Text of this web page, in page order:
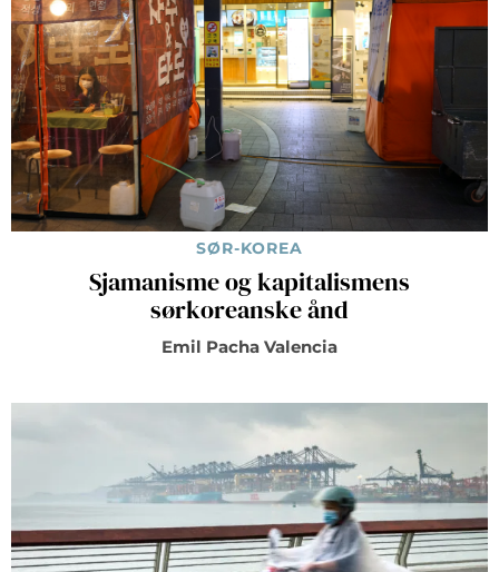
SØR-KOREA
Sjamanisme og kapitalismens
sørkoreanske ånd
Emil Pacha Valencia